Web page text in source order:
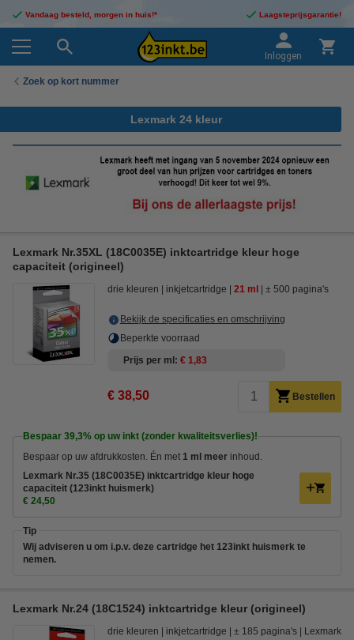
Vandaag besteld, morgen in huis!* Laagsteprijsgarantie!
Inloggen
Zoek op kort nummer
Lexmark 24 kleur
Lexmark Nr.35XL (18C0035E) inktcartridge kleur hoge
capaciteit (origineel)
drie kleuren inkjetcartridge 21 ml ± 500 pagina's
Bekijk de specificaties en omschrijving
Beperkte voorraad
Prijs per ml
€ 1,83
€ 38,50 Bestellen
Bespaar 39,3% op uw inkt (zonder kwaliteitsverlies)!
Bespaar op uw afdrukkosten. Én met 1 ml meer inhoud.
Lexmark Nr.35 (18C0035E) inktcartridge kleur hoge
capaciteit (123inkt huismerk)
€ 24,50
Tip
Wij adviseren u om i.p.v. deze cartridge het 123inkt huismerk te
nemen.
Lexmark Nr.24 (18C1524) inktcartridge kleur (origineel)
drie kleuren inkjetcartridge ± 185 pagina's Lexmark